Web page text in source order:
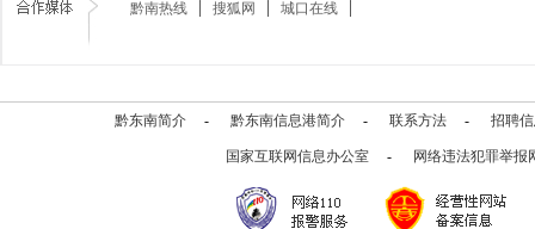
黔南热线
搜狐网 城口在线
黔东南简介 - 黔东南信息港简介 - 联系方法 - 招聘
国家互联网信息办公室 - 网络违法犯罪举报